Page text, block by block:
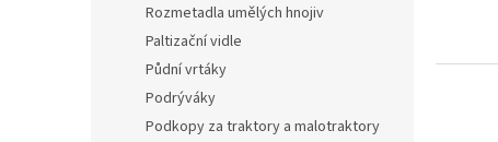
Rozmetadla umělých hnojiv
Paltizační vidle
Půdní vrtáky
Podrýváky
Podkopy za traktory a malotraktory